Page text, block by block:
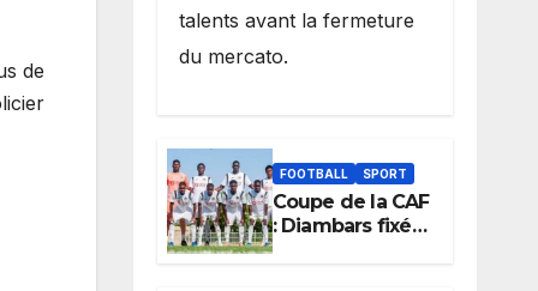
de
talents avant la fermeture
du mercato.
FOOTBALL SPORT
Coupe de la CAF
: Diambars fixé
sur son destin